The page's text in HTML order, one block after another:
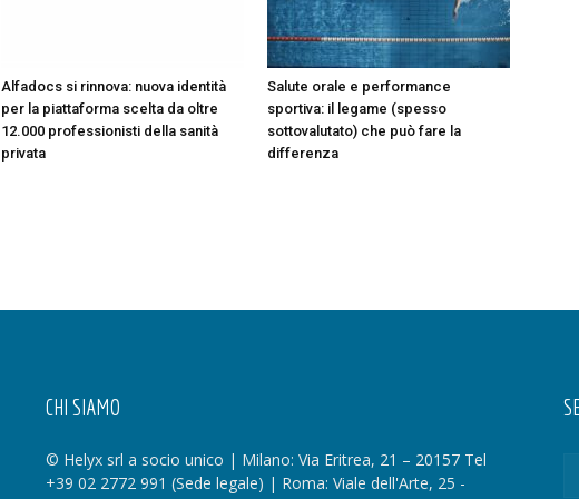
Alfadocs si rinnova: nuova identità
per la piattaforma scelta da oltre
12.000 professionisti della sanità
privata
Salute orale e performance
sportiva: il legame (spesso
sottovalutato) che può fare la
differenza
CHI SIAMO
© Helyx srl a socio unico | Milano: Via Eritrea, 21 – 20157 Tel
+39 02 2772 991 (Sede legale) | Roma: Viale dell'Arte, 25 -